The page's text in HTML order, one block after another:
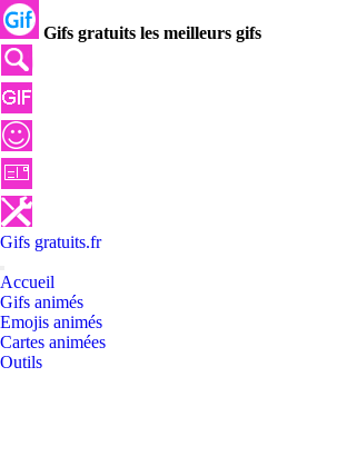
Gifs gratuits les meilleurs gifs
Gifs gratuits.fr
Accueil
Gifs animés
Emojis animés
Cartes animées
Outils